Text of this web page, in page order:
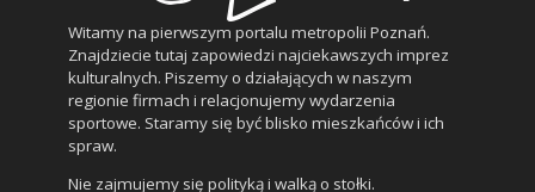
Witamy na pierwszym portalu metropolii Poznań.
Znajdziecie tutaj zapowiedzi najciekawszych imprez
kulturalnych. Piszemy o działających w naszym
regionie firmach i relacjonujemy wydarzenia
sportowe. Staramy się być blisko mieszkańców i ich
spraw.
Nie zajmujemy się polityką i walką o stołki.